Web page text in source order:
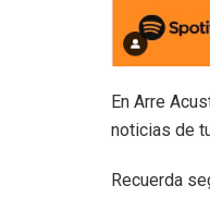
En Arre
noticias de
Recuerda